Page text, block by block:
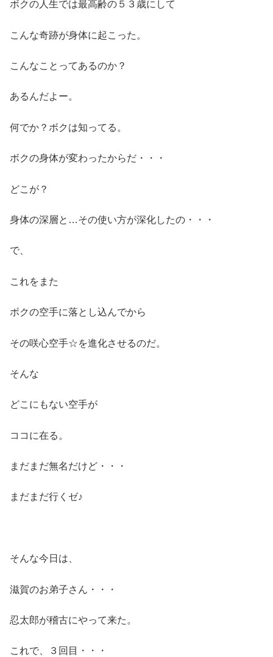
ボクの人生では最高齢の５３歳にして
こんな奇跡が身体に起こった。
こんなことってあるのか？
あるんだよー。
何でか？ボクは知ってる。
ボクの身体が変わったからだ・・・
どこが？
身体の深層と…その使い方が深化したの・・・
で、
これをまた
ボクの空手に落とし込んでから
その咲心空手☆を進化させるのだ。
そんな
どこにもない空手が
ココに在る。
まだまだ無名だけど・・・
まだまだ行くゼ♪
そんな今日は、
滋賀のお弟子さん・・・
忍太郎が稽古にやって来た。
これで、３回目・・・